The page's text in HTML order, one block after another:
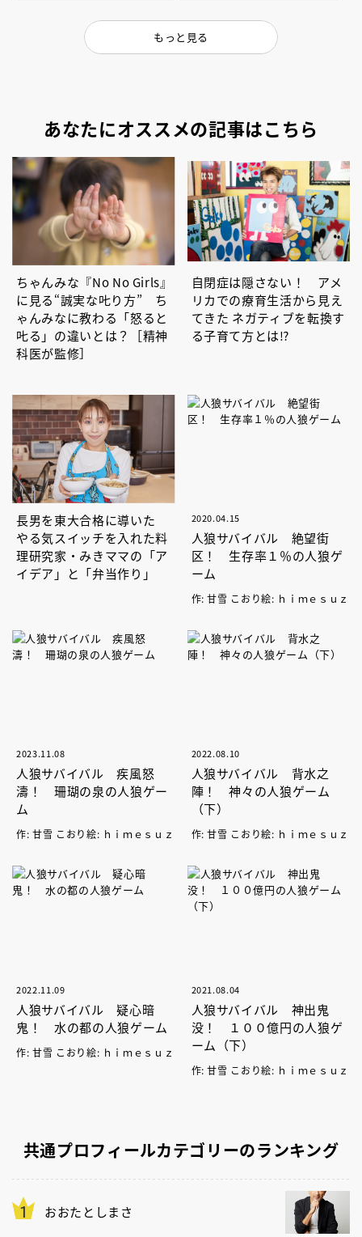
もっと見る
あなたにオススメの記事はこちら
ちゃんみな『No No Girls』
に見る“誠実な𠮟り方” ち
ゃんみなに教わる「怒ると
𠮟る」の違いとは？［精神
科医が監修］
自閉症は隠さない！ アメ
リカでの療育生活から見え
てきた ネガティブを転換す
る子育て方とは⁉
長男を東大合格に導いた
やる気スイッチを入れた料
理研究家・みきママの「ア
イデア」と「弁当作り」
2020.04.15
人狼サバイバル 絶望街
区！ 生存率１％の人狼ゲ
ーム
作: 甘雪 こおり絵: ｈｉｍｅｓｕｚ
2023.11.08
人狼サバイバル 疾風怒
濤！ 珊瑚の泉の人狼ゲー
ム
作: 甘雪 こおり絵: ｈｉｍｅｓｕｚ
2022.08.10
人狼サバイバル 背水之
陣！ 神々の人狼ゲーム
（下）
作: 甘雪 こおり絵: ｈｉｍｅｓｕｚ
2022.11.09
人狼サバイバル 疑心暗
鬼！ 水の都の人狼ゲーム
作: 甘雪 こおり絵: ｈｉｍｅｓｕｚ
2021.08.04
人狼サバイバル 神出鬼
没！ １００億円の人狼ゲ
ーム（下）
作: 甘雪 こおり絵: ｈｉｍｅｓｕｚ
共通プロフィールカテゴリーのランキング
おおたとしまさ